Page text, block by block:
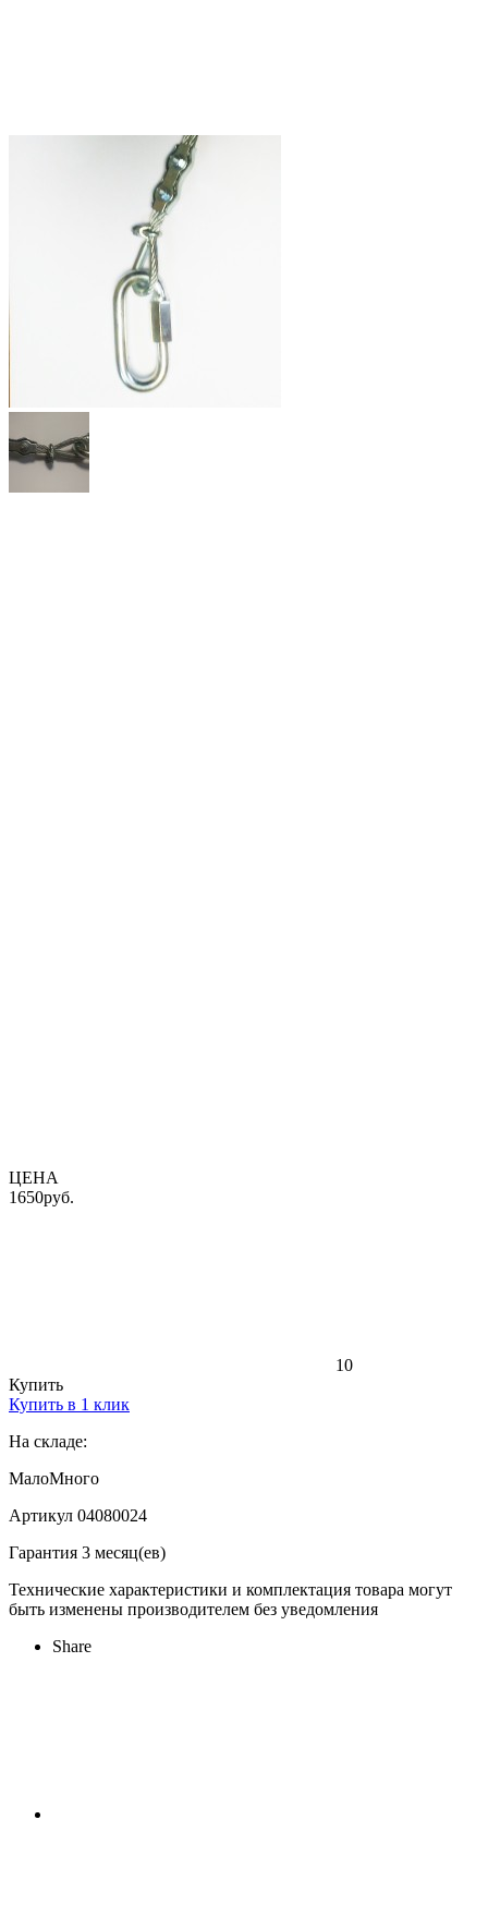
ЦЕНА
1650руб.
10
Купить
Купить в 1 клик
На складе:
МалоМного
Артикул 04080024
Гарантия 3 месяц(ев)
Технические характеристики и комплектация товара могут
быть изменены производителем без уведомления
Share